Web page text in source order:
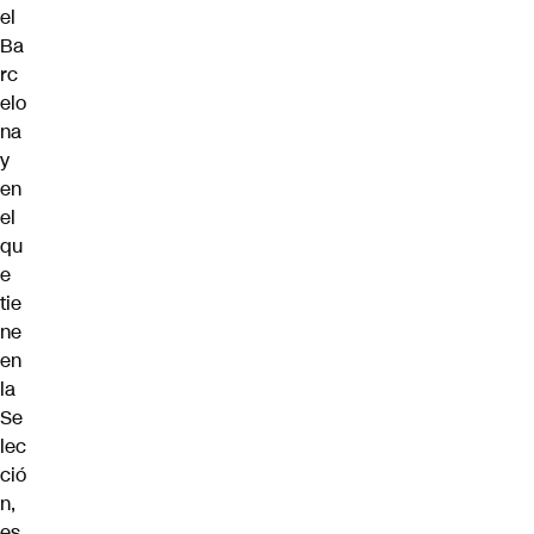
el
Ba
rc
elo
na
y
en
el
qu
e
tie
ne
en
la
Se
lec
ció
n,